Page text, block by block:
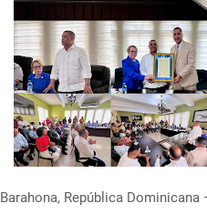
Barahona, República Dominicana